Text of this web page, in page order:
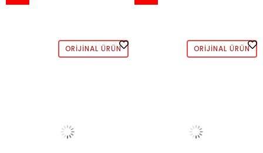
ORIJINAL ÜRÜN ORIJINAL ÜRÜN